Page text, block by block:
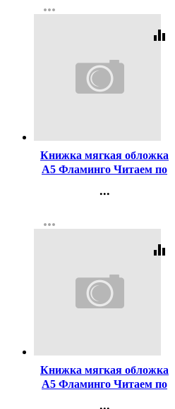
more_horiz
equalizer
Книжка мягкая обложка
А5 Фламинго Читаем по
арт 27346/30759
...
Регистрация
more_horiz
equalizer
Книжка мягкая обложка
А5 Фламинго Читаем по
...